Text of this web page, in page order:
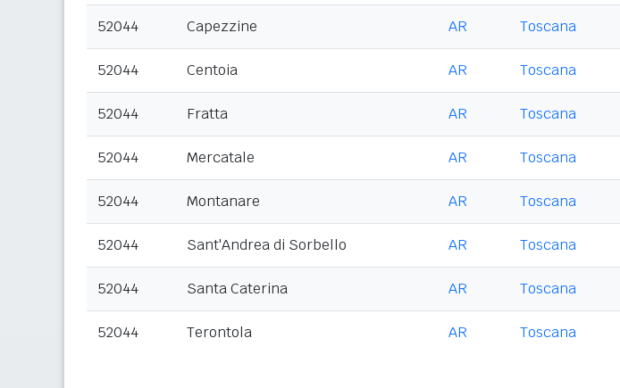
52044 Capezzine AR Toscana
52044 Centoia AR Toscana
52044 Fratta AR Toscana
52044 Mercatale AR Toscana
52044 Montanare AR Toscana
52044 Sant'Andrea di Sorbello AR Toscana
52044 Santa Caterina AR Toscana
52044 Terontola AR Toscana